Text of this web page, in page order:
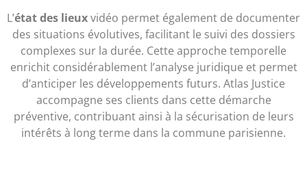
L’état des lieuxvidéo permet également de documenter
des situations évolutives, facilitant le suivi des dossiers
complexes sur la durée. Cette approche temporelle
enrichit considérablement l’analyse juridique et permet
d’anticiper les développements futurs. Atlas Justice
accompagne ses clients dans cette démarche
préventive, contribuant ainsi à la sécurisation de leurs
intérêts à long terme dans la commune parisienne.